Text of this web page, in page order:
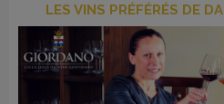
LES VINS PRÉFÉRÉS DE